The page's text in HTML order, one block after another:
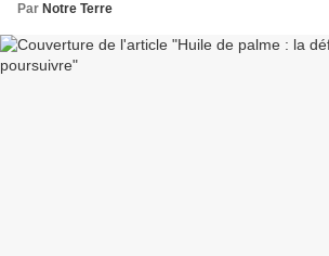
Par Notre Terre